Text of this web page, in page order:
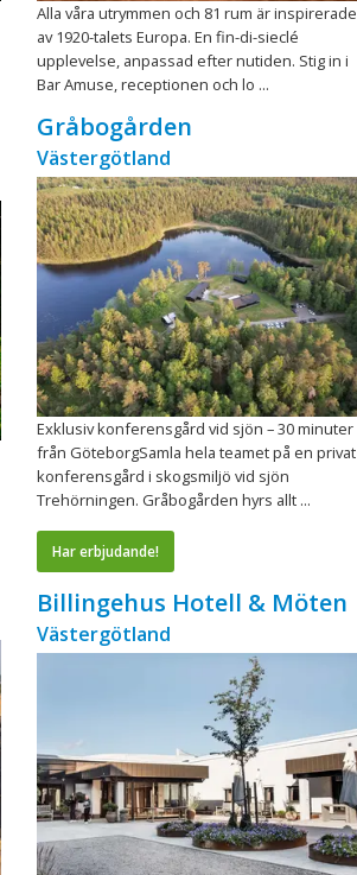
Alla våra utrymmen och 81 rum är inspirerade
av 1920-talets Europa. En fin-di-sieclé
upplevelse, anpassad efter nutiden. Stig in i
Bar Amuse, receptionen och lo ...
Gråbogården
Västergötland
Exklusiv konferensgård vid sjön – 30 minuter
från GöteborgSamla hela teamet på en privat
konferensgård i skogsmiljö vid sjön
Trehörningen. Gråbogården hyrs allt ...
Har erbjudande!
Billingehus Hotell & Möten
Västergötland